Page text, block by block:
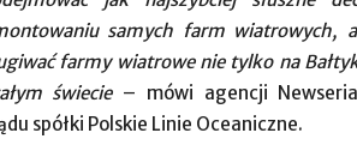
samych farm wiatrowych,
farmy wiatrowe nie tylko na
świecie – mówi agencji
spółki Polskie Linie Oceaniczne.